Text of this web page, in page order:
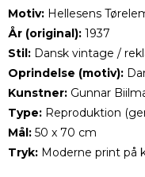
Motiv: Hellesens
År (original): 1937
Stil: Dansk vintage /
Oprindelse (motiv):
Kunstner: Gunnar
Type: Reproduktion
Mål: 50 x 70 cm
Tryk: Moderne print på